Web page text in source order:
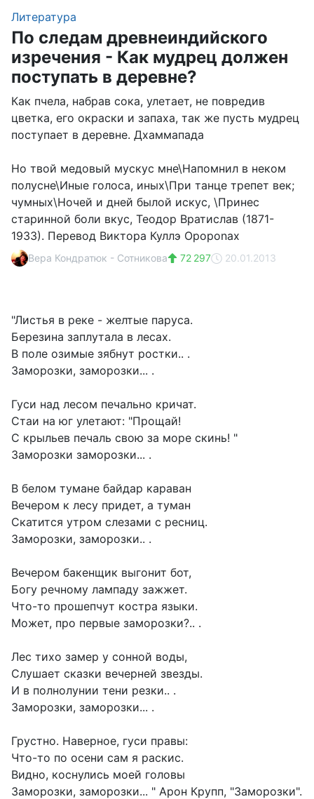
Литература
По следам древнеиндийского
изречения - Как мудрец должен
поступать в деревне?
Как пчела, набрав сока, улетает, не повредив
цветка, его окраски и запаха, так же пусть мудрец
поступает в деревне. Дхаммапада
Но твой медовый мускус мне\Напомнил в неком
полусне\Иные голоса, иных\При танце трепет век;
чумных\Ночей и дней былой искус, \Принес
старинной боли вкус, Теодор Вратислав (1871-
1933). Перевод Виктора Куллэ Opoponax
Вера Кондратюк - Сотникова 72 297 20.01.2013
"Листья в реке - желтые паруса.
Березина заплутала в лесах.
В поле озимые зябнут ростки.. .
Заморозки, заморозки... .
Гуси над лесом печально кричат.
Стаи на юг улетают: "Прощай!
С крыльев печаль свою за море скинь! "
Заморозки заморозки... .
В белом тумане байдар караван
Вечером к лесу придет, а туман
Скатится утром слезами с ресниц.
Заморозки, заморозки.. .
Вечером бакенщик выгонит бот,
Богу речному лампаду зажжет.
Что-то прошепчут костра языки.
Может, про первые заморозки?.. .
Лес тихо замер у сонной воды,
Слушает сказки вечерней звезды.
И в полнолунии тени резки.. .
Заморозки, заморозки... .
Грустно. Наверное, гуси правы:
Что-то по осени сам я раскис.
Видно, коснулись моей головы
Заморозки, заморозки... " Арон Крупп, "Заморозки".